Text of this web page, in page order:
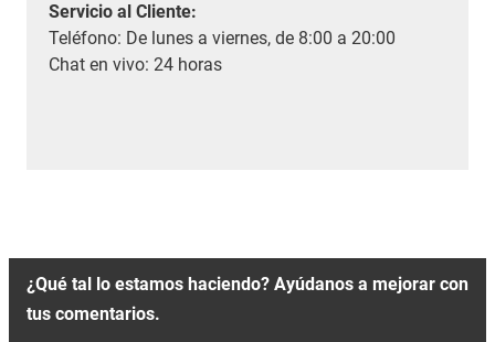
Servicio al Cliente:
Teléfono: De lunes a viernes, de 8:00 a 20:00
Chat en vivo: 24 horas
¿Qué tal lo estamos haciendo? Ayúdanos a mejorar con
tus comentarios.